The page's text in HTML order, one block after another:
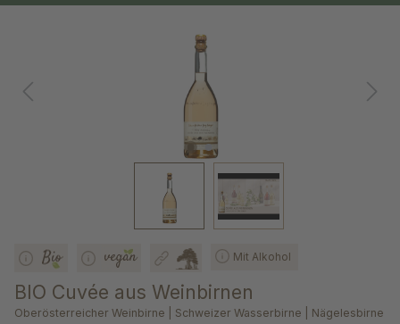
Mit Alkohol
BIO Cuvée aus Weinbirnen
Oberösterreicher Weinbirne | Schweizer Wasserbirne | Nägelesbirne